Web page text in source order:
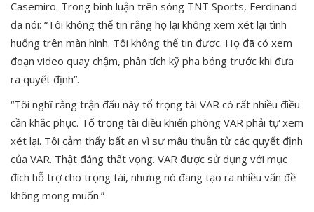
Casemiro. Trong bình luận trên sóng TNT Sports, Ferdinand
đã nói: “Tôi không thể tin rằng họ lại không xem xét lại tình
huống trên màn hình. Tôi không thể tin được. Họ đã có xem
đoạn video quay chậm, phân tích kỹ pha bóng trước khi đưa
ra quyết định”.
“Tôi nghĩ rằng trận đấu này tổ trọng tài VAR có rất nhiều điều
cần khắc phục. Tổ trọng tài điều khiển phòng VAR phải tự xem
xét lại. Tôi cảm thấy bất an vì sự mâu thuẫn từ các quyết định
của VAR. Thật đáng thất vọng. VAR được sử dụng với mục
đích hỗ trợ cho trọng tài, nhưng nó đang tạo ra nhiều vấn đề
không mong muốn.”